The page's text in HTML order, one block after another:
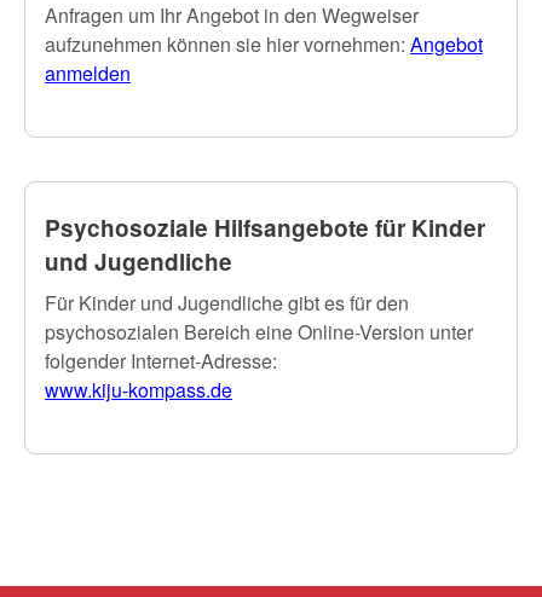
Anfragen um Ihr Angebot in den Wegweiser
aufzunehmen können sie hier vornehmen: Angebot
anmelden
Psychosoziale Hilfsangebote für Kinder
und Jugendliche
Für Kinder und Jugendliche gibt es für den
psychosozialen Bereich eine Online-Version unter
folgender Internet-Adresse:
www.kiju-kompass.de